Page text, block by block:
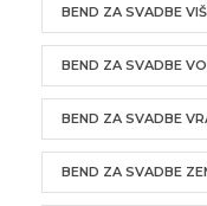
BEND ZA SVADBE
BEND ZA SVADBE
BEND ZA SVADBE
BEND ZA SVADBE